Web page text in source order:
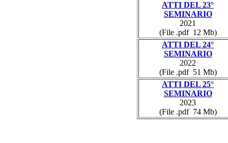
ATTI DEL 23°
SEMINARIO
2021
(File .pdf 12 Mb)
ATTI DEL 24°
SEMINARIO
2022
(File .pdf 51 Mb)
ATTI DEL 25°
SEMINARIO
2023
(File .pdf 74 Mb)